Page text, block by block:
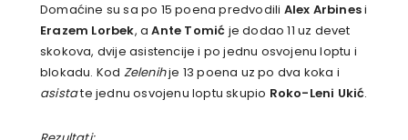
Domaćine su sa po 15 poena predvodili Alex Arbinesi
Erazem Lorbek, aAnte Tomić je dodao 11 uz devet
skokova, dvije asistencije i po jednu osvojenu loptu i
blokadu. Kod Zelenihje 13 poena uz po dva koka i
asistate jednu osvojenu loptu skupio Roko-Leni Ukić.